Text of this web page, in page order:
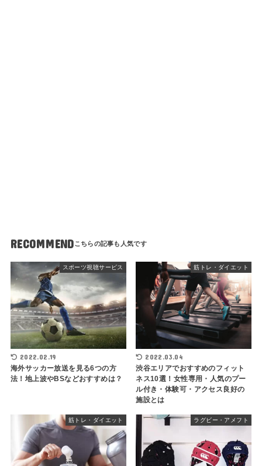
RECOMMEND
スポーツ視聴サービス
2022.02.19
海外サッカー放送を見る6つの方
法！地上波やBSなどおすすめは？
筋トレ・ダイエット
2022.03.04
渋谷エリアでおすすめのフィット
ネス10選！女性専用・人気のプー
ル付き・体験可・アクセス良好の
施設とは
筋トレ・ダイエット ラグビー・アメフト